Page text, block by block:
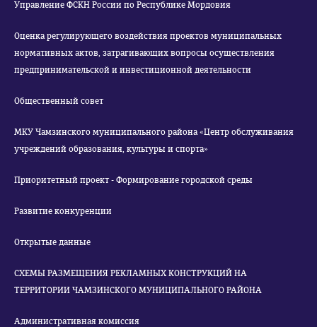
Управление ФСКН России по Республике Мордовия
Оценка регулирующего воздействия проектов муниципальных
нормативных актов, затрагивающих вопросы осуществления
предпринимательской и инвестиционной деятельности
Общественный совет
МКУ Чамзинского муниципального района «Центр обслуживания
учреждений образования, культуры и спорта»
Приоритетный проект - Формирование городской среды
Развитие конкуренции
Открытые данные
СХЕМЫ РАЗМЕЩЕНИЯ РЕКЛАМНЫХ КОНСТРУКЦИЙ НА
ТЕРРИТОРИИ ЧАМЗИНСКОГО МУНИЦИПАЛЬНОГО РАЙОНА
Административная комиссия